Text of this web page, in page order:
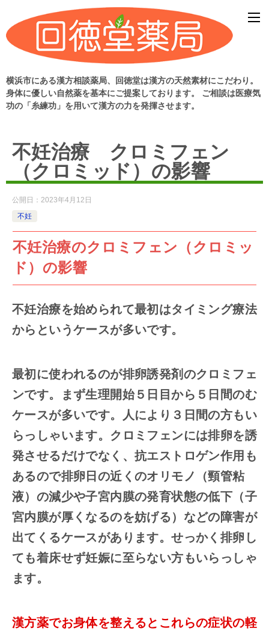
横浜市にある漢方相談薬局、回徳堂は漢方の天然素材にこだわり。
身体に優しい自然薬を基本にご提案しております。 ご相談は医療気
功の「糸練功」を用いて漢方の力を発揮させます。
不妊治療 クロミフェン
（クロミッド）の影響
公開日： 2023年4月12日
不妊
不妊治療のクロミフェン（クロミッ
ド）の影響
不妊治療を始められて最初はタイミング療法
からというケースが多いです。
最初に使われるのが排卵誘発剤のクロミフェ
ンです。まず生理開始５日目から５日間のむ
ケースが多いです。人により３日間の方もい
らっしゃいます。クロミフェンには排卵を誘
発させるだけでなく、抗エストロゲン作用も
あるので排卵日の近くのオリモノ（頸管粘
液）の減少や子宮内膜の発育状態の低下（子
宮内膜が厚くなるのを妨げる）などの障害が
出てくるケースがあります。せっかく排卵し
ても着床せず妊娠に至らない方もいらっしゃ
ます。
漢方薬でお身体を整えるとこれらの症状の軽